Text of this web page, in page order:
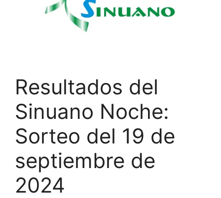
Resultados del
Sinuano Noche:
Sorteo del 19 de
septiembre de
2024